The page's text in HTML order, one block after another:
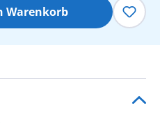
Warenkorb